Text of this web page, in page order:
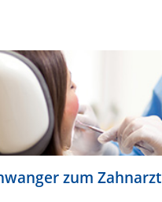
zum Zahnarzt